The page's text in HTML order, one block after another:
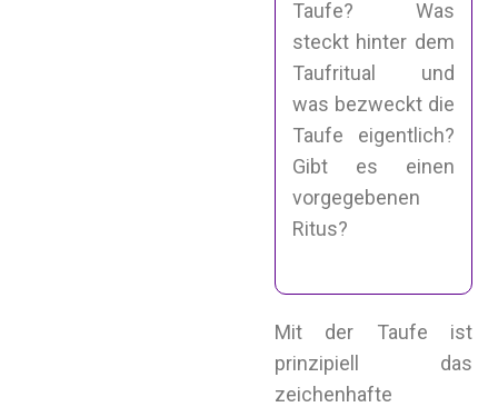
Taufe? Was
steckt hinter dem
Taufritual und
was bezweckt die
Taufe eigentlich?
Gibt es einen
vorgegebenen
Ritus?
Mit der Taufe ist
prinzipiell das
zeichenhafte